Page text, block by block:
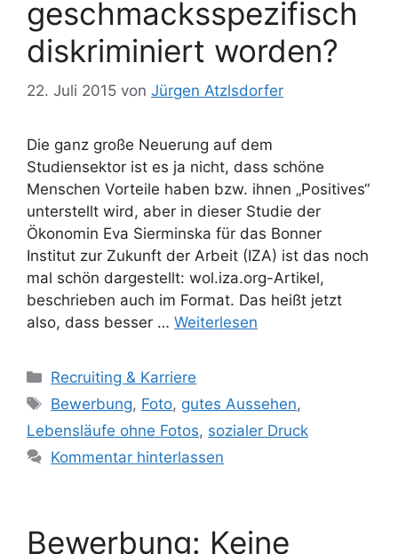
geschmacksspezifisch
diskriminiert worden?
22. Juli 2015 von Jürgen Atzlsdorfer
Die ganz große Neuerung auf dem
Studiensektor ist es ja nicht, dass schöne
Menschen Vorteile haben bzw. ihnen „Positives“
unterstellt wird, aber in dieser Studie der
Ökonomin Eva Sierminska für das Bonner
Institut zur Zukunft der Arbeit (IZA) ist das noch
mal schön dargestellt: wol.iza.org-Artikel,
beschrieben auch im Format. Das heißt jetzt
also, dass besser … Weiterlesen
Kategorien
Recruiting & Karriere
Schlagwörter
Bewerbung, Foto, gutes Aussehen,
Lebensläufe ohne Fotos, sozialer Druck
Kommentar hinterlassen
Bewerbung: Keine